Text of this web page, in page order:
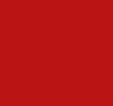
en vuil dat in de
verwijderen.
heeft
laag op de huid
hydroxyzuur.